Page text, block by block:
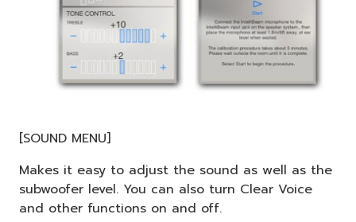
[SOUND MENU]
Makes it easy to adjust the sound as well as the
subwoofer level. You can also turn Clear Voice
and other functions on and off.